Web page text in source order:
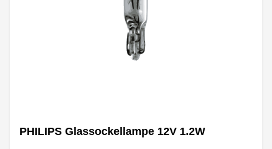
PHILIPS Glassockellampe 12V 1.2W